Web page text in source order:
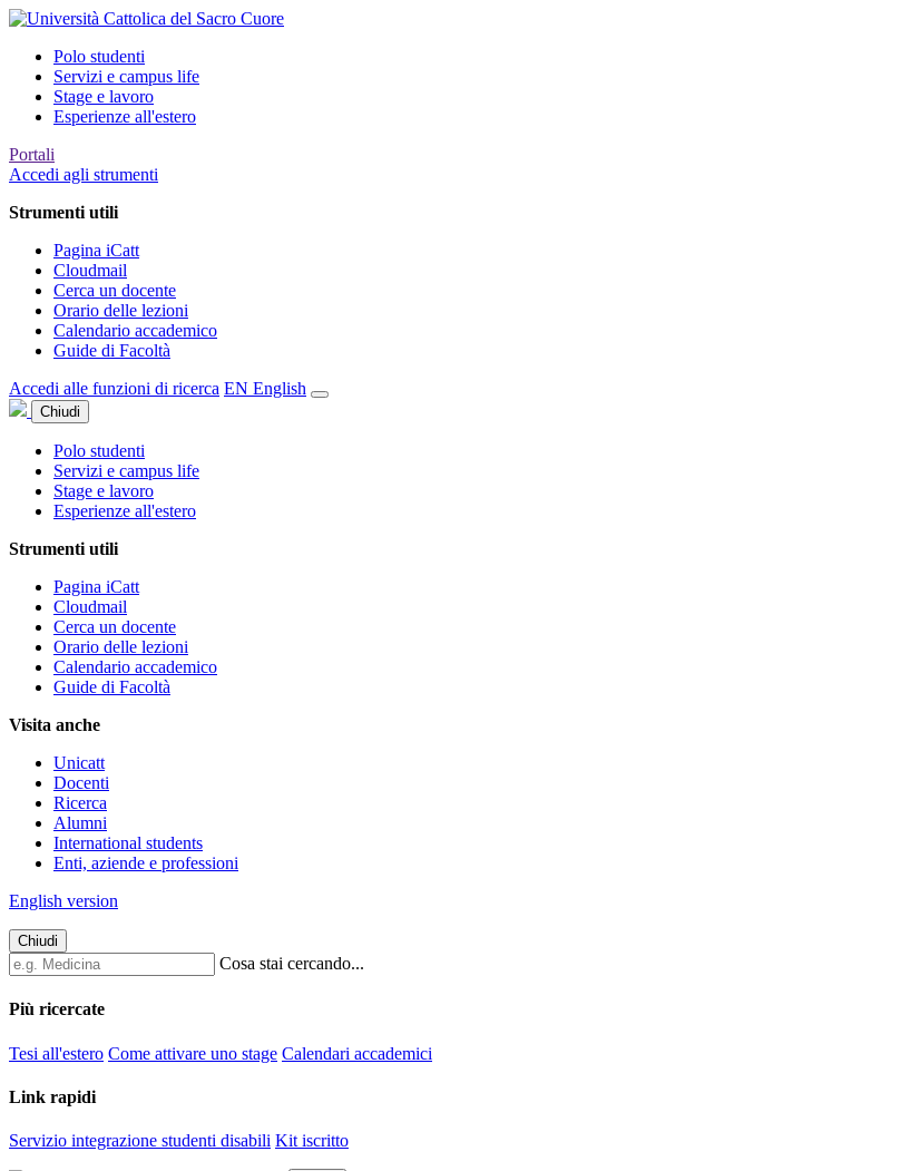
Polo studenti
Servizi e campus life
Stage e lavoro
Esperienze all'estero
Portali
Accedi agli strumenti
Strumenti utili
Pagina iCatt
Cloudmail
Cerca un docente
Orario delle lezioni
Calendario accademico
Guide di Facoltà
Accedi alle funzioni di ricerca EN English
Chiudi
Polo studenti
Servizi e campus life
Stage e lavoro
Esperienze all'estero
Strumenti utili
Pagina iCatt
Cloudmail
Cerca un docente
Orario delle lezioni
Calendario accademico
Guide di Facoltà
Visita anche
Unicatt
Docenti
Ricerca
Alumni
International students
Enti, aziende e professioni
English version
Chiudi
Cosa stai cercando...
Più ricercate
Tesi all'estero Come attivare uno stage Calendari accademici
Link rapidi
Servizio integrazione studenti disabili Kit iscritto